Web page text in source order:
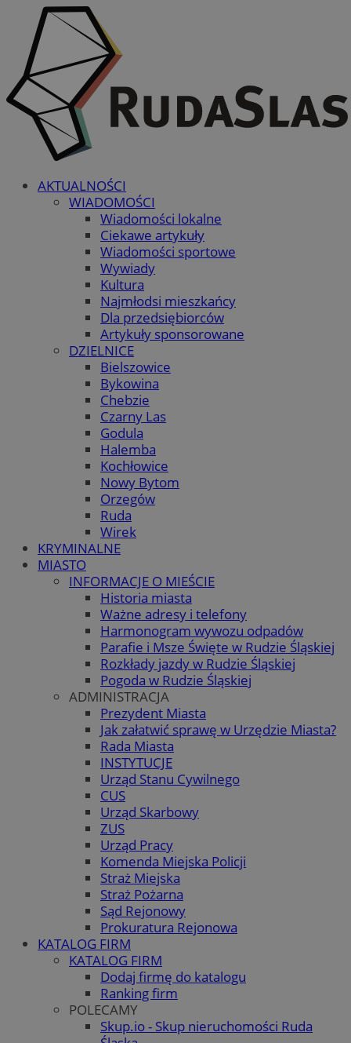
AKTUALNOŚCI
WIADOMOŚCI
Wiadomości lokalne
Ciekawe artykuły
Wiadomości sportowe
Wywiady
Kultura
Najmłodsi mieszkańcy
Dla przedsiębiorców
Artykuły sponsorowane
DZIELNICE
Bielszowice
Bykowina
Chebzie
Czarny Las
Godula
Halemba
Kochłowice
Nowy Bytom
Orzegów
Ruda
Wirek
KRYMINALNE
MIASTO
INFORMACJE O MIEŚCIE
Historia miasta
Ważne adresy i telefony
Harmonogram wywozu odpadów
Parafie i Msze Święte w Rudzie Śląskiej
Rozkłady jazdy w Rudzie Śląskiej
Pogoda w Rudzie Śląskiej
ADMINISTRACJA
Prezydent Miasta
Jak załatwić sprawę w Urzędzie Miasta?
Rada Miasta
INSTYTUCJE
Urząd Stanu Cywilnego
CUS
Urząd Skarbowy
ZUS
Urząd Pracy
Komenda Miejska Policji
Straż Miejska
Straż Pożarna
Sąd Rejonowy
Prokuratura Rejonowa
KATALOG FIRM
KATALOG FIRM
Dodaj firmę do katalogu
Ranking firm
POLECAMY
Skup.io - Skup nieruchomości Ruda